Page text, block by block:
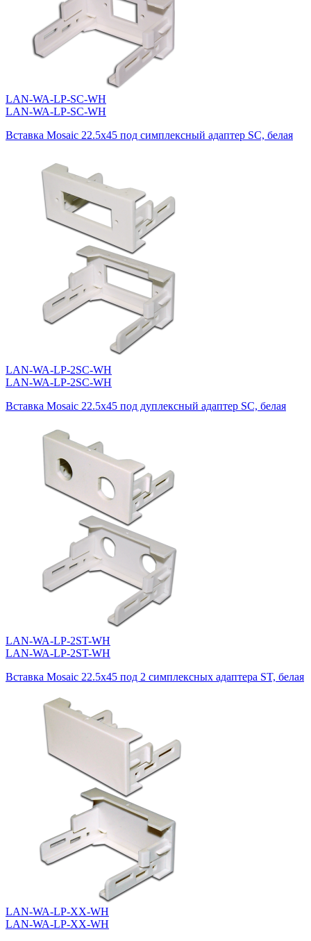
LAN-WA-LP-SC-WH
LAN-WA-LP-SC-WH
Вставка Mosaic 22.5x45 под симплексный адаптер SC, белая
LAN-WA-LP-2SC-WH
LAN-WA-LP-2SC-WH
Вставка Mosaic 22.5x45 под дуплексный адаптер SC, белая
LAN-WA-LP-2ST-WH
LAN-WA-LP-2ST-WH
Вставка Mosaic 22.5x45 под 2 симплексных адаптера ST, белая
LAN-WA-LP-XX-WH
LAN-WA-LP-XX-WH